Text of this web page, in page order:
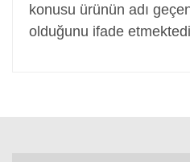
konusu ürünün adı
olduğunu ifade